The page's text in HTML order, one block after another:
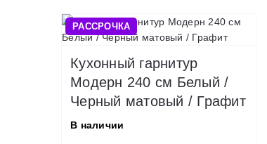
РАССРОЧКА
Кухонный гарнитур
Модерн 240 см Белый /
Черный матовый / Графит
В наличии